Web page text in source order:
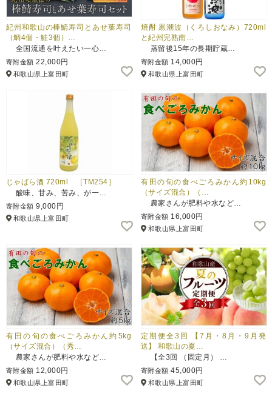
紀州和歌山の棒鯖寿司とあせ葉寿司
（鯛4個・鮭3個）…
全国流通を叶えたい一心…
寄附金額 22,000円
和歌山県上富田町
焼酎 黒潮波（くろしおなみ）720ml
と紀州完熟南…
蒸留後15年の長期貯蔵…
寄附金額 14,000円
和歌山県上富田町
じゃばら酒 720ml ［TM254］
酸味、甘み、苦み、が一…
寄附金額 9,000円
和歌山県上富田町
有田の旬の食べごろみかん約10kg
（サイズ混合）（…
農家さんが肥料や水など…
寄附金額 16,000円
和歌山県上富田町
有田の旬の食べごろみかん約5kg
（サイズ混合）（秀…
農家さんが肥料や水など…
寄附金額 12,000円
和歌山県上富田町
定期便全3回 【7月・8月・9月発
送】 和歌山の夏…
【全3回 （固定月） …
寄附金額 45,000円
和歌山県上富田町